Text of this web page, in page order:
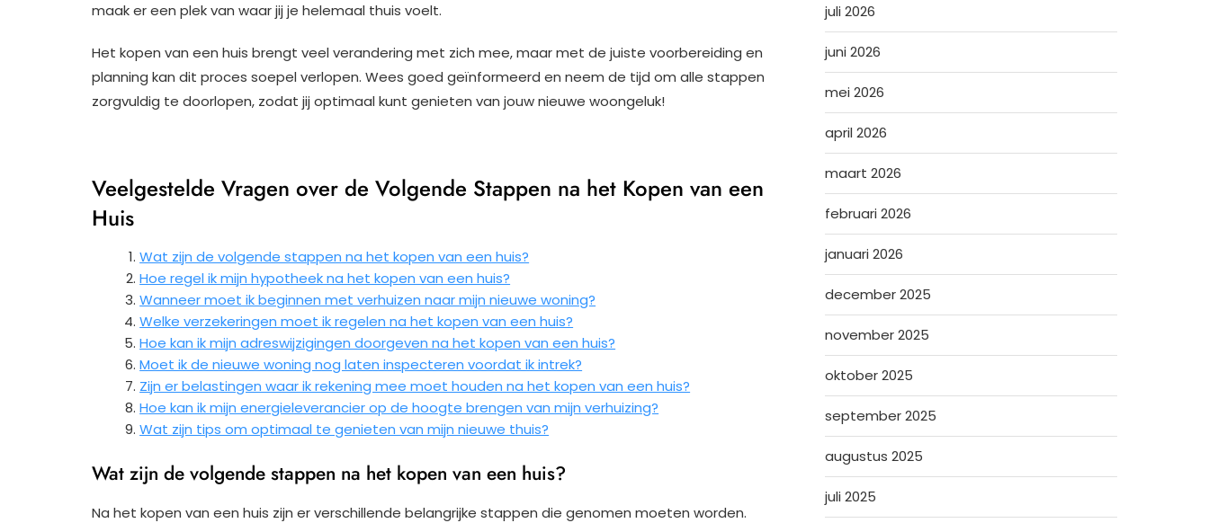
maak er een plek van waar jij je helemaal thuis voelt.
Het kopen van een huis brengt veel verandering met zich mee, maar met de juiste voorbereiding en
planning kan dit proces soepel verlopen. Wees goed geïnformeerd en neem de tijd om alle stappen
zorgvuldig te doorlopen, zodat jij optimaal kunt genieten van jouw nieuwe woongeluk!
Veelgestelde Vragen over de Volgende Stappen na het Kopen van een
Huis
Wat zijn de volgende stappen na het kopen van een huis?
Hoe regel ik mijn hypotheek na het kopen van een huis?
Wanneer moet ik beginnen met verhuizen naar mijn nieuwe woning?
Welke verzekeringen moet ik regelen na het kopen van een huis?
Hoe kan ik mijn adreswijzigingen doorgeven na het kopen van een huis?
Moet ik de nieuwe woning nog laten inspecteren voordat ik intrek?
Zijn er belastingen waar ik rekening mee moet houden na het kopen van een huis?
Hoe kan ik mijn energieleverancier op de hoogte brengen van mijn verhuizing?
Wat zijn tips om optimaal te genieten van mijn nieuwe thuis?
Wat zijn de volgende stappen na het kopen van een huis?
Na het kopen van een huis zijn er verschillende belangrijke stappen die genomen moeten worden.
juli 2026
juni 2026
mei 2026
april 2026
maart 2026
februari 2026
januari 2026
december 2025
november 2025
oktober 2025
september 2025
augustus 2025
juli 2025